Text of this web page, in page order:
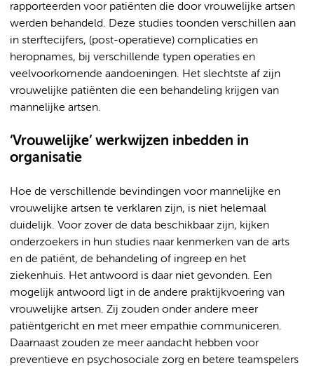
rapporteerden voor patiënten die door vrouwelijke artsen
werden behandeld. Deze studies toonden verschillen aan
in sterftecijfers, (post-operatieve) complicaties en
heropnames, bij verschillende typen operaties en
veelvoorkomende aandoeningen. Het slechtste af zijn
vrouwelijke patiënten die een behandeling krijgen van
mannelijke artsen.
‘Vrouwelijke’ werkwijzen inbedden in
organisatie
Hoe de verschillende bevindingen voor mannelijke en
vrouwelijke artsen te verklaren zijn, is niet helemaal
duidelijk. Voor zover de data beschikbaar zijn, kijken
onderzoekers in hun studies naar kenmerken van de arts
en de patiënt, de behandeling of ingreep en het
ziekenhuis. Het antwoord is daar niet gevonden. Een
mogelijk antwoord ligt in de andere praktijkvoering van
vrouwelijke artsen. Zij zouden onder andere meer
patiëntgericht en met meer empathie communiceren.
Daarnaast zouden ze meer aandacht hebben voor
preventieve en psychosociale zorg en betere teamspelers